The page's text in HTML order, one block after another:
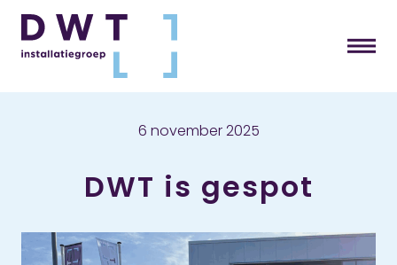
6 november 2025
DWT is gespot